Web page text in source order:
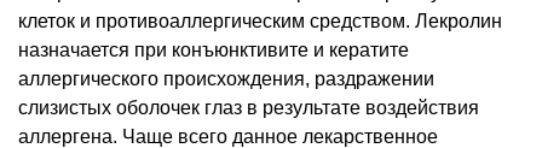
клеток и противоаллергическим средством. Лекролин
назначается при конъюнктивите и кератите
аллергического происхождения, раздражении
слизистых оболочек глаз в результате воздействия
аллергена. Чаще всего данное лекарственное